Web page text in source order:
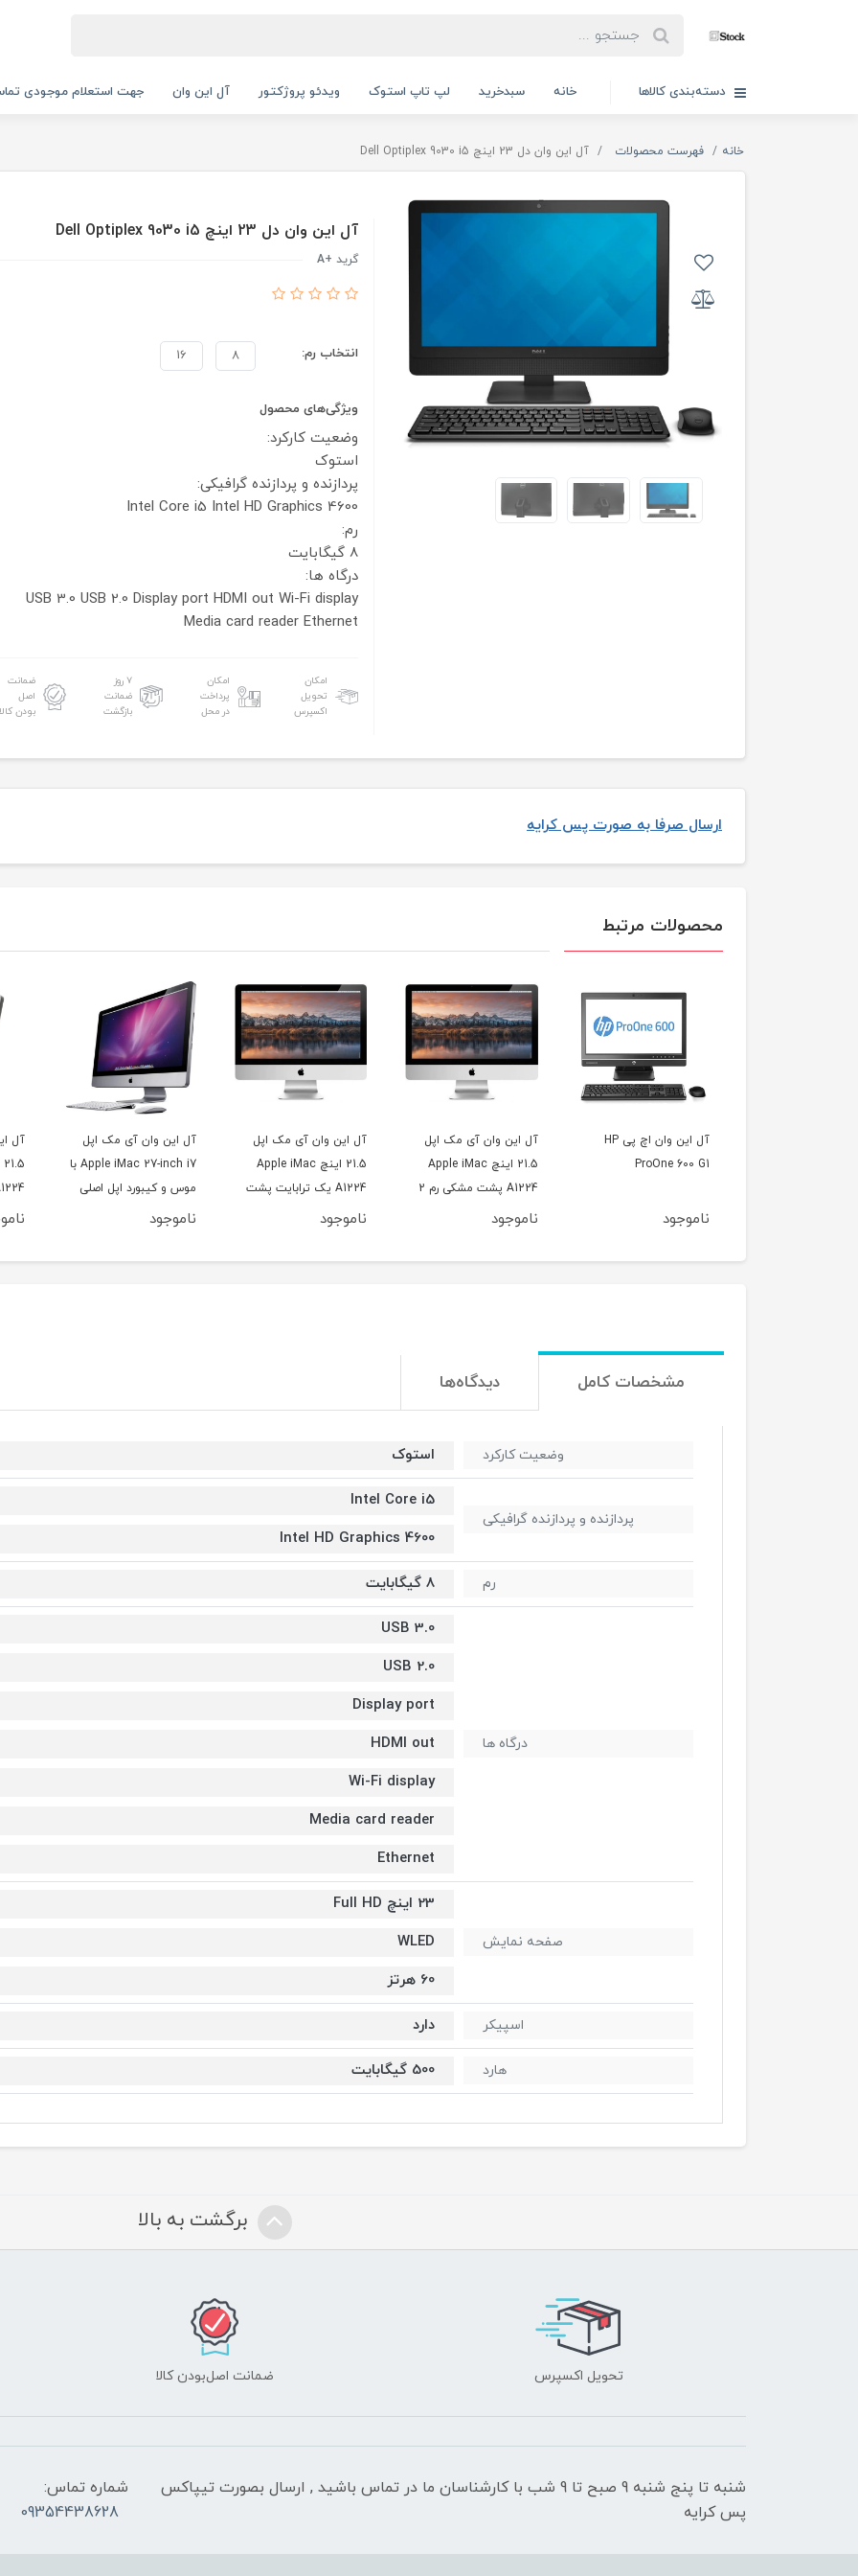
دسته‌بندی کالاها خانه سبدخرید لپ تاپ استوک ویدئو پروژکتور آل این وان جهت استعلام موجودی تماس
خانه فهرست محصولات آل این وان دل 23 اینچ Dell Optiplex 9030 i5
آل این وان دل 23 اینچ Dell Optiplex 9030 i5
گرید +A
انتخاب رم: 8
16
ویژگی‌های محصول
وضعیت کارکرد:
استوک
پردازنده و پردازنده گرافیکی:
Intel Core i5 Intel HD Graphics 4600
رم:
8 گیگابایت
درگاه ها:
USB 3.0 USB 2.0 Display port HDMI out Wi-Fi display
Media card reader Ethernet
امکان
تحویل
اکسپرس
امکان
پرداخت
در محل
۷ روز
ضمانت
بازگشت
ضمانت
اصل
بودن کالا
ارسال صرفا به صورت پس کرایه
محصولات مرتبط
آل این وان آی مک اپل
21.5 اینچ Apple iMac
ناموجود
آل این وان آی مک اپل
21.5 اینچ Apple iMac
A1224 یک ترابایت پشت
مشکی
ناموجود
آل این وان آی مک اپل
موس و کیبورد اپل اصلی
ناموجود
آل این وان آی مک اپل
21.5 اینچ Apple iMac
A1224 پشت نقره ای
ناموجود
مشخصات کامل دیدگاه‌ها
وضعیت کارکرد استوک
پردازنده و پردازنده گرافیکی
Intel Core i5
Intel HD Graphics 4600
رم 8 گیگابایت
درگاه ها
USB 3.0
USB 2.0
Display port
HDMI out
Wi-Fi display
Media card reader
Ethernet
صفحه نمایش
23 اینچ Full HD
WLED
60 هرتز
اسپیکر دارد
هارد 500 گیگابایت
برگشت به بالا
تحویل اکسپرس ضمانت اصل‌بودن کالا
شنبه تا پنج شنبه 9 صبح تا 9 شب با کارشناسان ما در تماس باشید , ارسال بصورت تیپاکس
پس کرایه
شماره تماس:
09354438628